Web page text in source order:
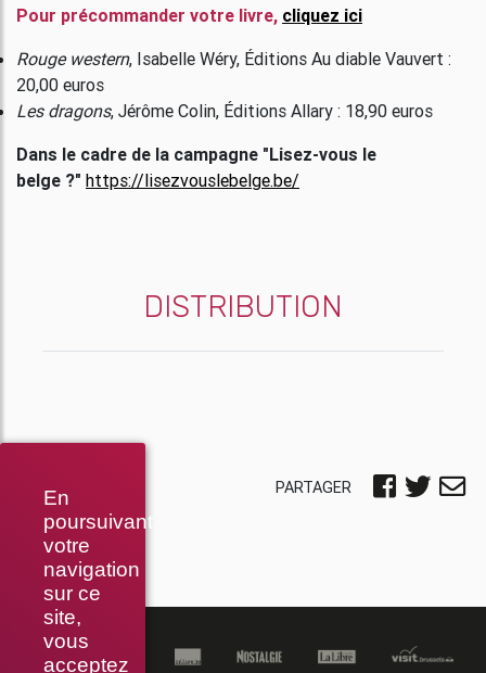
En
poursuivant
votre
navigation
sur ce
site,
vous
acceptez
Pour précommander votre livre, cliquez ici
Rouge western, Isabelle Wéry, Éditions Au diable Vauvert :
20,00 euros
Les dragons, Jérôme Colin, Éditions Allary : 18,90 euros
Dans le cadre de la campagne "Lisez-vous le
belge ?" https://lisezvouslebelge.be/
DISTRIBUTION
PARTAGER